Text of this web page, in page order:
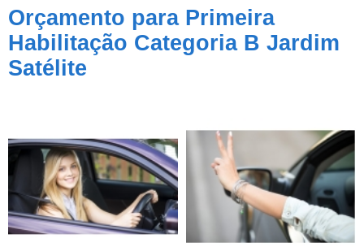
Orçamento para Primeira
Habilitação Categoria B Jardim
Satélite